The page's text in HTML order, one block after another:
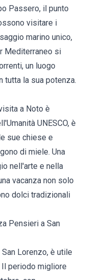
Passero, il punto
visitare i
marino unico,
Mediterraneo si
un luogo
tutta la sua potenza.
a Noto è
UNESCO, è
sue chiese e
di miele. Una
nell'arte e nella
vacanza non solo
dolci tradizionali
Pensieri a San
Lorenzo, è utile
periodo migliore